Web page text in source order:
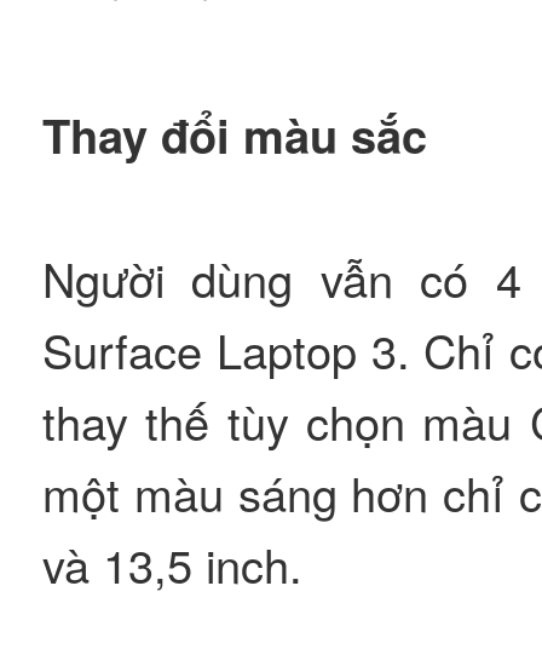
Thay đổi màu sắc
Người dùng vẫn có
Surface Laptop 3. Chỉ
thay thế tùy chọn màu
một màu sáng hơn chỉ
và 13,5 inch.